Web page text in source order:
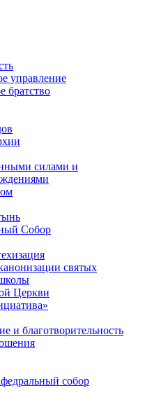
управление
братство
силами и
Собор
святых
Церкви
и благотворительность
собор